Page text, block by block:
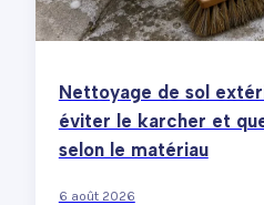
Nettoyage de sol
éviter le karcher et
selon le matériau
6 août 2026